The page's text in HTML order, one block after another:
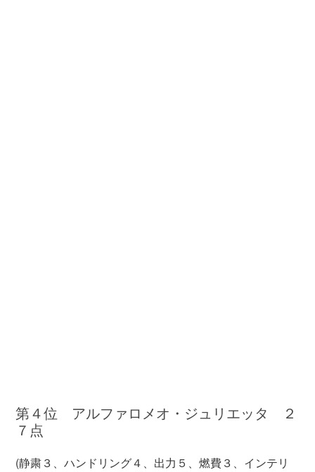
第４位 アルファロメオ・ジュリエッタ ２
７点
(静粛３、ハンドリング４、出力５、燃費３、インテリ